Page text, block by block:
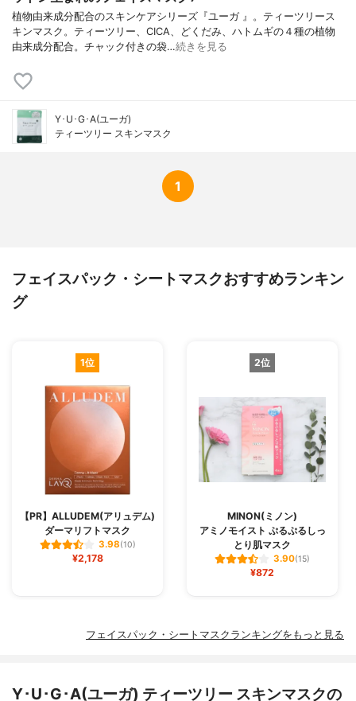
植物由来成分配合のスキンケアシリーズ『ユーガ 』。ティーツリース
キンマスク。ティーツリー、CICA、どくだみ、ハトムギの４種の植物
由来成分配合。チャック付きの袋…続きを見る
Y･U･G･A(ユーガ)
ティーツリー スキンマスク
1
フェイスパック・シートマスクおすすめランキン
グ
1位
【PR】ALLUDEM(アリュデム)
ダーマリフトマスク
3.98(10)
¥2,178
2位
MINON(ミノン)
アミノモイスト ぷるぷるしっ
とり肌マスク
3.90(15)
¥872
フェイスパック・シートマスクランキングをもっと見る
Y･U･G･A(ユーガ) ティーツリー スキンマスクの